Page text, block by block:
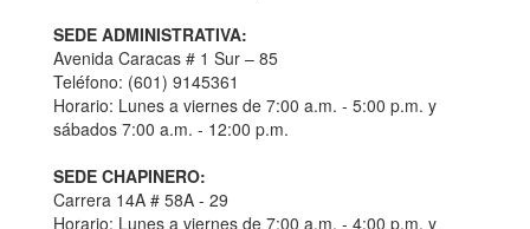
SEDE ADMINISTRATIVA:
Avenida Caracas # 1 Sur – 85
Teléfono: (601) 9145361
Horario: Lunes a viernes de 7:00 a.m. - 5:00 p.m. y
sábados 7:00 a.m. - 12:00 p.m.
SEDE CHAPINERO:
Carrera 14A # 58A - 29
Horario: Lunes a viernes de 7:00 a.m. - 4:00 p.m. y